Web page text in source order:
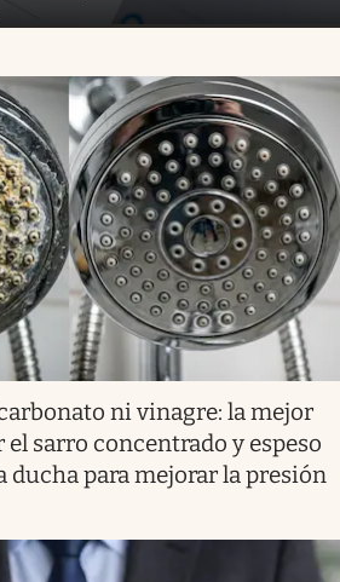
ni vinagre: la mejor
sarro concentrado y espeso
ducha para mejorar la presión